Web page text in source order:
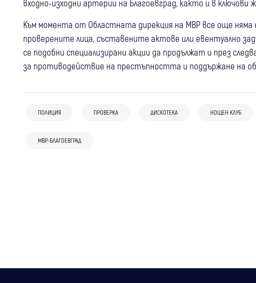
входно-изходни артерии на Благоевград, както и в ключови
Към момента от Областната дирекция на МВР все още няма
проверените лица, съставените актове или евентуално
се подобни специализирани акции да продължат и през
за противодействие на престъпността и поддържане на
ПОЛИЦИЯ ПРОВЕРКА ДИСКОТЕКА НОЩЕН КЛУБ
МВР-БЛАГОЕВГРАД
България
главата
Радомир
предназначението на земи за
Радомир 07 авг